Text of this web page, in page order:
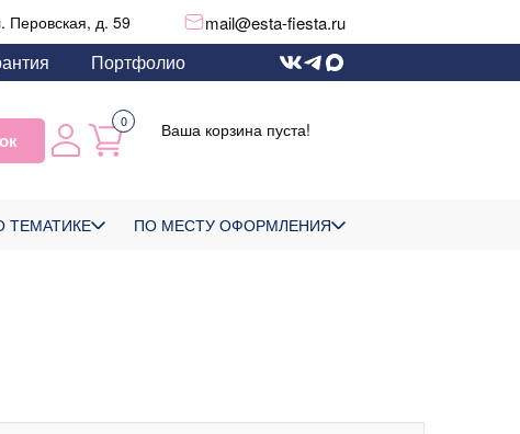
Перовская, д. 59 mail@esta-fiesta.ru
Портфолио
0 Ваша корзина пуста!
ТЕМАТИКЕ ПО МЕСТУ ОФОРМЛЕНИЯ